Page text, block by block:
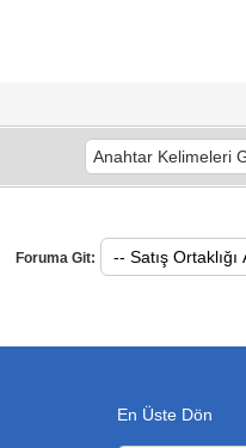
Foruma Git:
En Üste Dön